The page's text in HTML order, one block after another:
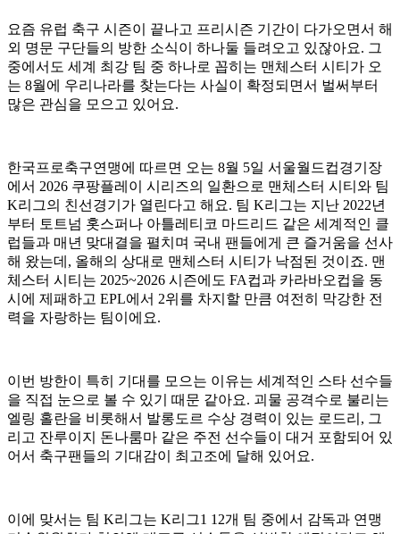
요즘 유럽 축구 시즌이 끝나고 프리시즌 기간이 다가오면서 해
외 명문 구단들의 방한 소식이 하나둘 들려오고 있잖아요. 그
중에서도 세계 최강 팀 중 하나로 꼽히는 맨체스터 시티가 오
는 8월에 우리나라를 찾는다는 사실이 확정되면서 벌써부터
많은 관심을 모으고 있어요.
한국프로축구연맹에 따르면 오는 8월 5일 서울월드컵경기장
에서 2026 쿠팡플레이 시리즈의 일환으로 맨체스터 시티와 팀
K리그의 친선경기가 열린다고 해요. 팀 K리그는 지난 2022년
부터 토트넘 홋스퍼나 아틀레티코 마드리드 같은 세계적인 클
럽들과 매년 맞대결을 펼치며 국내 팬들에게 큰 즐거움을 선사
해 왔는데, 올해의 상대로 맨체스터 시티가 낙점된 것이죠. 맨
체스터 시티는 2025~2026 시즌에도 FA컵과 카라바오컵을 동
시에 제패하고 EPL에서 2위를 차지할 만큼 여전히 막강한 전
력을 자랑하는 팀이에요.
이번 방한이 특히 기대를 모으는 이유는 세계적인 스타 선수들
을 직접 눈으로 볼 수 있기 때문 같아요. 괴물 공격수로 불리는
엘링 홀란을 비롯해서 발롱도르 수상 경력이 있는 로드리, 그
리고 잔루이지 돈나룸마 같은 주전 선수들이 대거 포함되어 있
어서 축구팬들의 기대감이 최고조에 달해 있어요.
이에 맞서는 팀 K리그는 K리그1 12개 팀 중에서 감독과 연맹